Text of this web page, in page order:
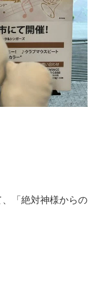
「絶対神様からの